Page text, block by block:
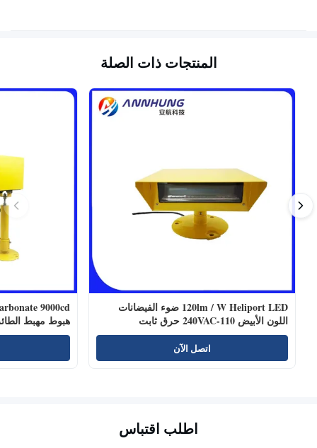
المنتجات ذات الصلة
120lm / W Heliport LED ضوء الفيضانات
اللون الأبيض 110-240VAC حرق ثابت
اتصل الآن
هبوط مهبط
اطلب اقتباس